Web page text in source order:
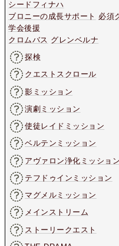
シードフィナハ
ブロニーの成長サポート 必須
学会後援
クロムバス グレンベルナ
探検
クエストスクロール
影ミッション
演劇ミッション
使徒レイドミッション
ベルテンミッション
アヴァロン浄化ミッション
テフドゥインミッション
マグメルミッション
メインストリーム
ストーリークエスト